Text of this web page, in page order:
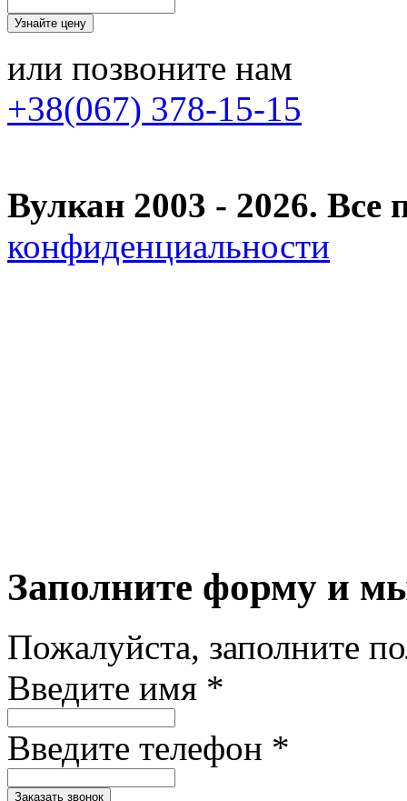
или позвоните нам
+38(067) 378-15-15
Вулкан 2003 - 2026.
конфиденциальности
Заполните форму и
Пожалуйста, заполните
Введите имя *
Введите телефон *